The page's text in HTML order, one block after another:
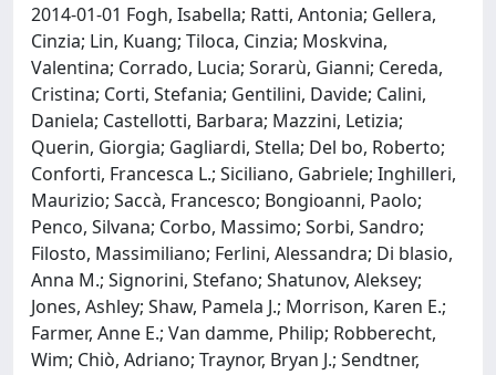
2014-01-01 Fogh, Isabella; Ratti, Antonia; Gellera,
Cinzia; Lin, Kuang; Tiloca, Cinzia; Moskvina,
Valentina; Corrado, Lucia; Sorarù, Gianni; Cereda,
Cristina; Corti, Stefania; Gentilini, Davide; Calini,
Daniela; Castellotti, Barbara; Mazzini, Letizia;
Querin, Giorgia; Gagliardi, Stella; Del bo, Roberto;
Conforti, Francesca L.; Siciliano, Gabriele; Inghilleri,
Maurizio; Saccà, Francesco; Bongioanni, Paolo;
Penco, Silvana; Corbo, Massimo; Sorbi, Sandro;
Filosto, Massimiliano; Ferlini, Alessandra; Di blasio,
Anna M.; Signorini, Stefano; Shatunov, Aleksey;
Jones, Ashley; Shaw, Pamela J.; Morrison, Karen E.;
Farmer, Anne E.; Van damme, Philip; Robberecht,
Wim; Chiò, Adriano; Traynor, Bryan J.; Sendtner,